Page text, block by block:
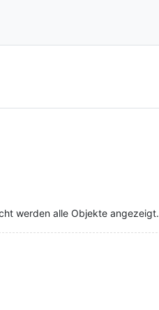
werden alle Objekte angezeigt.